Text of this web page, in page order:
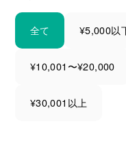
全て ¥5,000以
¥10,001〜¥20,000
¥30,001以上